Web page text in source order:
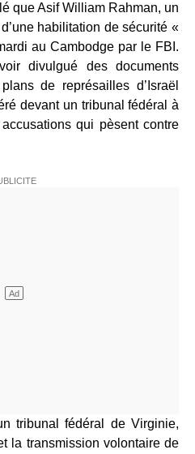
que Asif William Rahman, un
habilitation de sécurité «
au Cambodge par le FBI.
divulgué des documents
de représailles d’Israël
devant un tribunal fédéral à
qui pèsent contre
tribunal fédéral de Virginie,
la transmission volontaire de